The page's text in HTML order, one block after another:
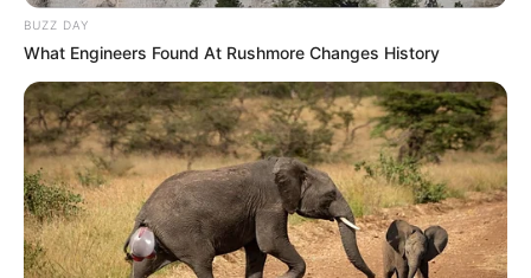
Participe do nosso grupo do
WhatsApp!
Fique informado em tempo real sobre as principais
notícias de Paraguaçu Paulista e região
Clique aqui para entrar no grupo
BUZZ DAY
What Engineers Found At Rushmore Changes History